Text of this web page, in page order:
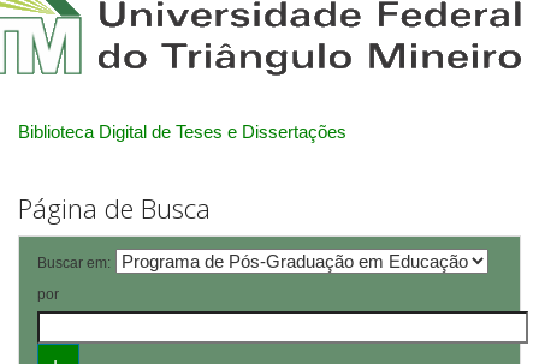
Biblioteca Digital de Teses e Dissertações
Página de Busca
Buscar em:
por